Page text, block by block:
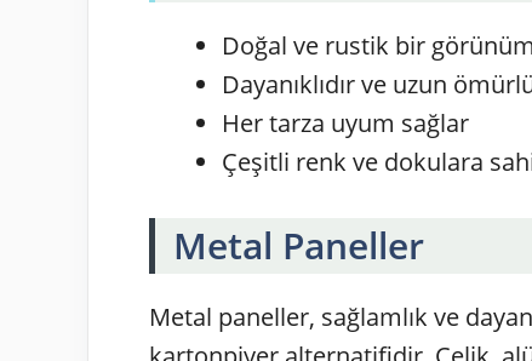
Doğal ve rustik bir
Dayanıklıdır ve uzun
Her tarza uyum sağlar
Çeşitli renk ve dokulara
Metal Paneller
Metal paneller, sağlamlık ve